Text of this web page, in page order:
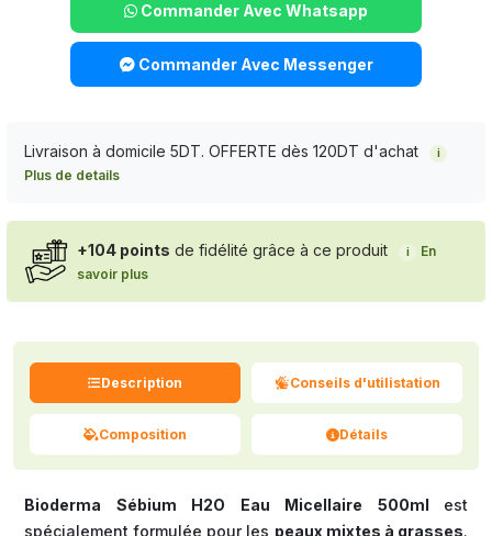
Commander Avec Whatsapp
Commander Avec Messenger
Livraison à domicile 5DT. OFFERTE dès 120DT d'achat i
Plus de details
+104 points de fidélité grâce à ce produit i
En
savoir plus
Description Conseils d'utilistation
Composition Détails
Bioderma Sébium H2O Eau Micellaire 500ml est
spécialement formulée pour les peaux mixtes à grasses.